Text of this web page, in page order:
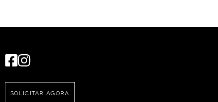
SOLICITAR AGORA